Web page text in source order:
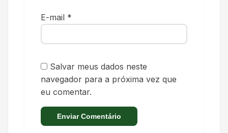
E-mail *
Salvar meus dados neste
navegador para a próxima vez que
eu comentar.